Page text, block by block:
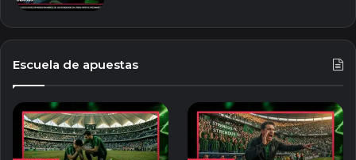
Escuela de apuestas